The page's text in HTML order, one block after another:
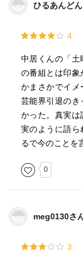
ひるあんど
4
中居くんの「土
の番組とは印象
かまさかでイメ
芸能界引退のき
かった。真実は
実のように語ら
るで今のことを
0
meg0130さ
3